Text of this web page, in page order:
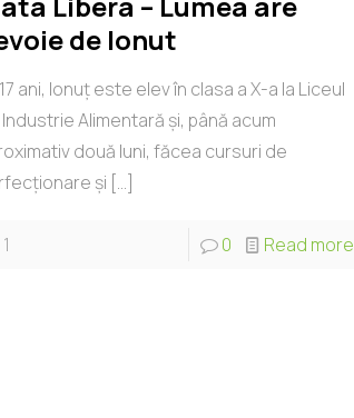
de Ionut
ani, Ionuţ este elev în clasa a X-a la Liceul
Alimentară şi, până acum
două luni, făcea cursuri de
şi […]
1 0 Read more